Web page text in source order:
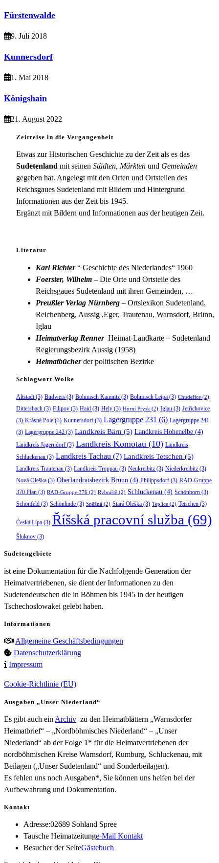
Fürstenwalde
9. Juli 2018
Kunnersdorf
1. Mai 2018
Königshain
21. August 2022
Zeitreise in die Vergangenheit
Etwas zur Historischen Geschichte zu der Zeit als es das
Sudetenland mit seinen Städten, Märkten und Gemeinden
gegeben hat. Angelegt mit den Orten und Ortsteilen des
Reichsgaues Sudetenland mit Bildern und Hintergrund
Informationen aus der Zeit bis 1945.
Ergänzt mit Bildern und Informationen aus der heutigen Zeit.
Literatur
Karl Richter“ Geschichte des Niederlandes“ 1960
Foerster, Wilhelm – Die Orte und Ortsteile des
Reichsgaues Sudetenland mit ihren Gemeinden, …
Preußler Verlag Nürnberg – Ortslexikon Sudetenland,
Reichenberg, Aussig ,Eger, Trautenau, Warnsdorf, Brünn,
Iglau
Heimatverlag Renner Heimat-Landkarte – Sudetenland
Regierungsbezirk Aussig (1958)
Heimatbücherder politischen Bezirke
Schlagwort Wolke
Altstadt(3) Budweis (3) Böhmisch Kamnitz (3) Böhmisch Leipa (3) Chudeřice (2)
Dittersbach (3) Filipov (3) Haid (3) Hely (3) Horní Prysk (2) Iglau (3) Jetřichovice
(3) Krásné Pole (3) Kunnersdorf (3) Lagergruppe 231 (6) Lagergruppe 241
(3) Lagergruppe 242 (3) Landkreis Bärn (5) Landkreis Hohenelbe (4)
Landkreis Jägerndorf (3) Landkreis Komotau (10) Landkreis
Schluckenau (3) Landkreis Tachau (7) Landkreis Tetschen (5)
Landkreis Trautenau (3) Landkreis Troppau (3) Neukreibitz (3) Niederkreibitz (3)
Nová Oleška (3) Oberlandratsbezirk Brünn (4) Philippsdorf (3) RAD-Gruppe
370 Plan (3) RAD-Gruppe 376 (2) Rybniště (2) Schluckenau (4) Schönborn (3)
Schönfeld (3) Schönlinde (3) Sněžná (2) Stará Oleška (3) Teplice (2) Tetschen (3)
Česká Lípa (3) Říšská pracovní služba (69)
Šluknov (3)
Sudetengebiete
ist eine Dokumentation für die Nachfolgende Generation der
Heimatvertriebenen, sie dient der Informationen zu den
Sudetendeutschen die in Böhmen bis 1945 in der heutigen
Tschechoslowakei gelebt haben.
Informationen
Allgemeine Geschäftsbedingungen
Datenschutzerklärung
Impressum
Cookie-Richtlinie (EU)
Ausgaben „Unser Niederland“
Es gibt auch ein Archiv zu den Heimatblättern „Warnsdorfer
Heimatbrief“ – „Nordböhmisches Niederland“ – „Unser
Niederland“ ab der Folge 1* für die Heimatvertriebenen der
nordböhmischen Kreise Warnsdorf, Rumburg, Schluckenau, mit
Beilagen („Unser Sudetenland“ und Sonderbeilagen).
Es fehlen uns noch Ausgaben*, Sie können uns helfen bei der
Aufbewahrung und Dokumentation.
Kontakt
Adresse:02689 Sohland Spree
Tausche Heimatzeitunge-Mail KontaktOpens
Besucher der SeiteGästebuch